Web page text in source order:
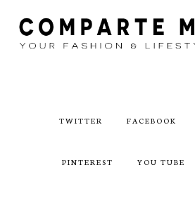
TWITTER FACEBOOK
PINTEREST YOU TUBE